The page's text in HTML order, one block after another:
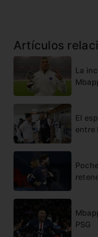
Artículos
La
El
entre
PSG